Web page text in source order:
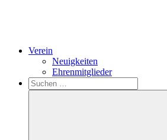
Verein
Neuigkeiten
Ehrenmitglieder
Search
Suchen
nach: